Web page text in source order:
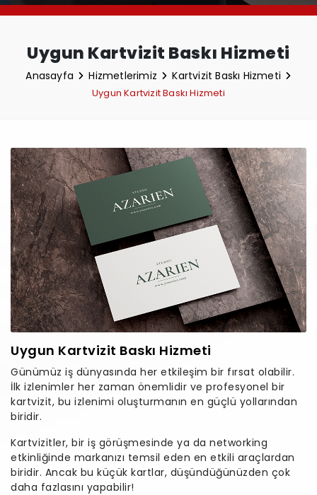
Uygun Kartvizit Baskı Hizmeti
Anasayfa Hizmetlerimiz Kartvizit Baskı Hizmeti
Uygun Kartvizit Baskı Hizmeti
Uygun Kartvizit Baskı Hizmeti
Günümüz iş dünyasında her etkileşim bir fırsat olabilir.
İlk izlenimler her zaman önemlidir ve profesyonel bir
kartvizit, bu izlenimi oluşturmanın en güçlü yollarından
biridir.
Kartvizitler, bir iş görüşmesinde ya da networking
etkinliğinde markanızı temsil eden en etkili araçlardan
biridir. Ancak bu küçük kartlar, düşündüğünüzden çok
daha fazlasını yapabilir!